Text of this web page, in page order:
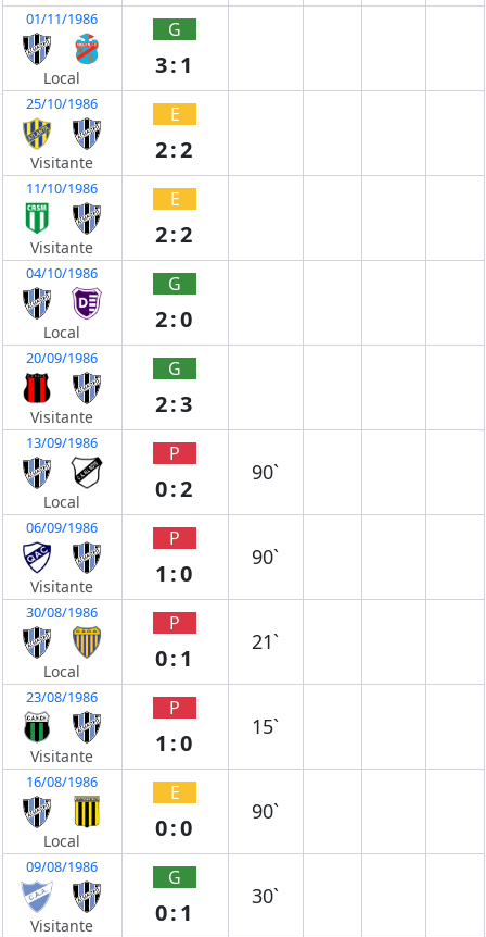
01/11/1986
Local
G
3:1
25/10/1986
Visitante
E
2:2
11/10/1986
Visitante
E
2:2
04/10/1986
Local
G
2:0
20/09/1986
Visitante
G
2:3
13/09/1986
Local
P
0:2
90`
06/09/1986
Visitante
P
1:0
90`
30/08/1986
Local
P
0:1
21`
23/08/1986
Visitante
P
1:0
15`
16/08/1986
Local
E
0:0
90`
09/08/1986
Visitante
G
0:1
30`